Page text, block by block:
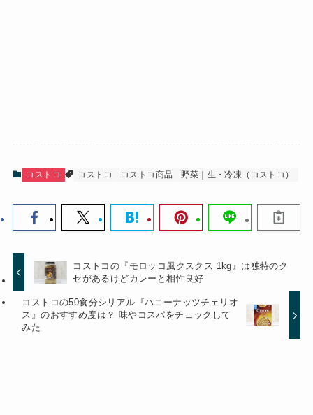
コストコ コストコ コストコ商品 野菜｜生・冷凍（コストコ）
コストコの『モロッコ風クスクス 1kg』は独特のク
セがあるけどカレーと相性良好
コストコの50食分シリアル『ハニーナッツチェリオ
ス』のおすすめ度は？ 味やコスパをチェックして
みた